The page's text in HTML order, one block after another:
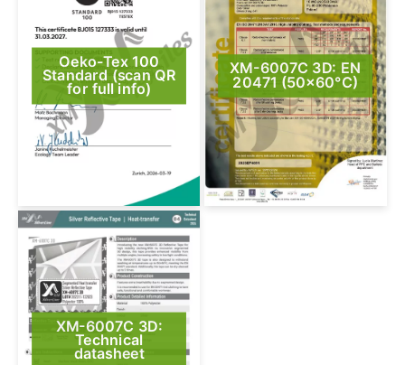
Oeko-Tex 100
Standard (scan QR
for full info)
XM-6007C 3D: EN
20471 (50×60°C)
XM-6007C 3D:
Technical
datasheet